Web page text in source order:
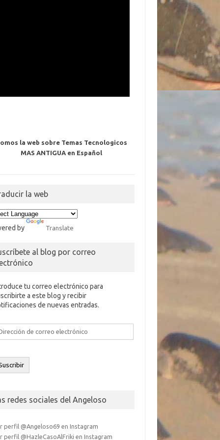
la web sobre Temas Tecnologicos
MAS ANTIGUA en Español
la web
by Translate
al blog por correo
tu correo electrónico para
a este blog y recibir
de nuevas entradas.
redes sociales del Angeloso
perfil @Angeloso69 en Instagram
perfil @HazleCasoAlFriki en Instagram